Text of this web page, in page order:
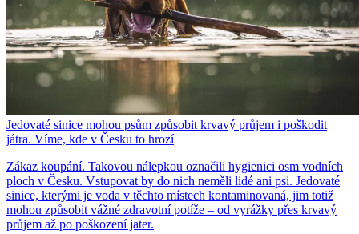
Jedovaté sinice mohou psům způsobit krvavý průjem i poškodit
játra. Víme, kde v Česku to hrozí
Zákaz koupání. Takovou nálepkou označili hygienici osm vodních
ploch v Česku. Vstupovat by do nich neměli lidé ani psi. Jedovaté
sinice, kterými je voda v těchto místech kontaminovaná, jim totiž
mohou způsobit vážné zdravotní potíže – od vyrážky přes krvavý
průjem až po poškození jater.